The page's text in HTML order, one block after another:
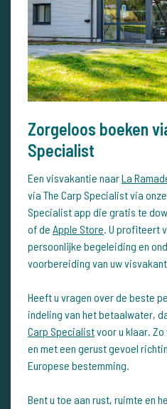
Zorgeloos boeken
Specialist
Een visvakantie naarLa
via The Carp Specialist via
Specialist app die gratis te
of de Apple Store. U profiteert
persoonlijke begeleiding en
voorbereiding van uw
Heeft u vragen over de beste
indeling van het betaalwater,
Carp Specialistvoor u klaar.
en met een gerust gevoel
Europese bestemming.
Bent u toe aan rust, ruimte en